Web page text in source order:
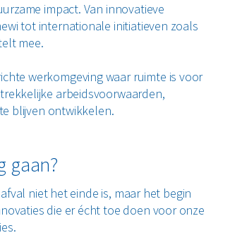
impact. Van innovatieve
tot internationale initiatieven zoals
mee.
werkomgeving waar ruimte is voor
arbeidsvoorwaarden,
blijven ontwikkelen.
gaan?
niet het einde is, maar het begin
die er écht toe doen voor onze